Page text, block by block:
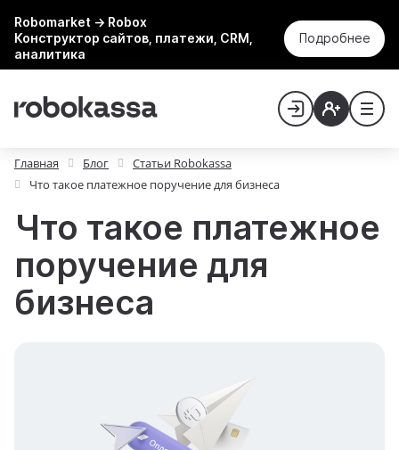
Robomarket → Robox
Конструктор сайтов, платежи, CRM,
аналитика
Подробнее
Главная Блог
Статьи Robokassa
Что такое платежное поручение для бизнеса
Что такое платежное
поручение для
бизнеса